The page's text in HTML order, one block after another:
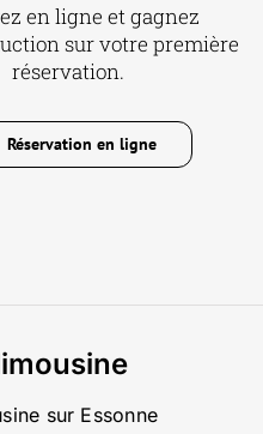
en ligne et gagnez
sur votre première
réservation.
Réservation en ligne
sur Essonne